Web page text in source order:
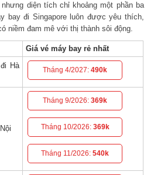
diện tích chỉ khoảng một phần ba
bay đi Singapore luôn được yêu thích,
niềm đam mê với thị thành sôi động.
Giá vé máy bay rẻ nhất
Hà
Tháng 4/2027:490k
Tháng 9/2026:369k
Tháng 10/2026: 369k
Tháng 11/2026:540k